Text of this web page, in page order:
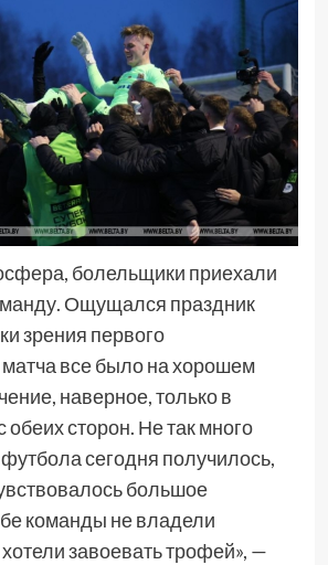
болельщики приехали
Ощущался праздник
зрения первого
все было на хорошем
наверное, только в
обеих сторон. Не так много
сегодня получилось,
большое
команды не владели
завоевать трофей», —